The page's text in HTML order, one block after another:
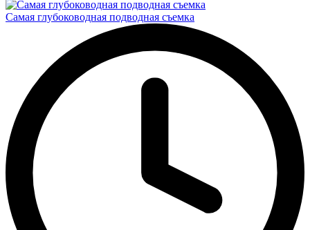
Самая глубоководная подводная съемка